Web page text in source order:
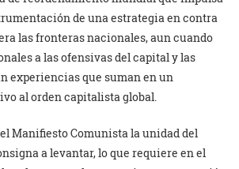
de una estrategia en contra
las fronteras nacionales, aun cuando
a las ofensivas del capital y las
experiencias que suman en un
al orden capitalista global.
Manifiesto Comunista la unidad del
a levantar, lo que requiere en el